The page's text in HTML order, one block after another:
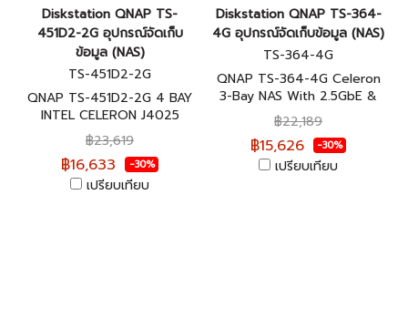
Diskstation QNAP TS-
451D2-2G อุปกรณ์จัดเก็บ
ข้อมูล (NAS)
TS-451D2-2G
QNAP TS-451D2-2G 4 BAY
INTEL CELERON J4025
DUAL อุปกรณ์จัดเก็บข้อมูลบน
เครือข่าย ประกันศูนย์ 2 ปี
฿23,619
฿16,633 -30%
เปรียบเทียบ
Diskstation QNAP TS-364-
4G อุปกรณ์จัดเก็บข้อมูล (NAS)
TS-364-4G
QNAP TS-364-4G Celeron
3-Bay NAS With 2.5GbE &
M.2 NVMe อุปกรณ์จัดเก็บ
ข้อมูลบนเครือข่าย ประกันศูนย์ 2
ปี
฿22,189
฿15,626 -30%
เปรียบเทียบ